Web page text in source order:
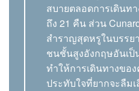
สบายตลอดการเดินท
ถึง 21 คืน ส่วน
สำราญสุดหรูในบรรย
ชนชั้นสูงอังกฤษอันเ
ทำให้การเดินทางขอ
ประทับใจที่ยากจะลืม